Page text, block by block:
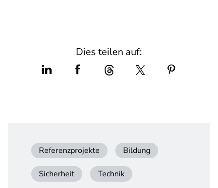
Dies teilen auf:
Referenzprojekte Bildung
Sicherheit Technik